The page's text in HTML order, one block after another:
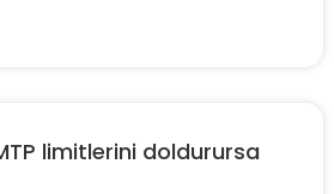
limitlerini doldurursa